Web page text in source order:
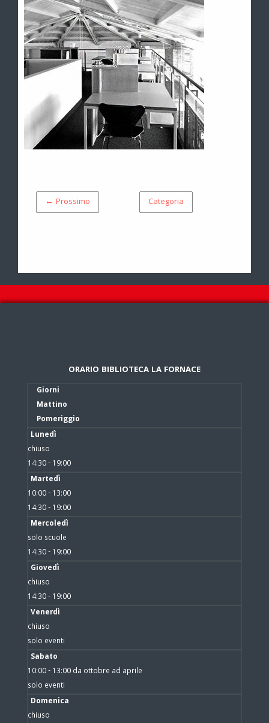
← Prossimo Categoria
ORARIO BIBLIOTECA LA FORNACE
Giorni
Mattino
Pomeriggio
Lunedì
chiuso
14:30 - 19:00
Martedì
10:00 - 13:00
14:30 - 19:00
Mercoledì
solo scuole
14:30 - 19:00
Giovedì
chiuso
14:30 - 19:00
Venerdì
chiuso
solo eventi
Sabato
10:00 - 13:00 da ottobre ad aprile
solo eventi
Domenica
chiuso